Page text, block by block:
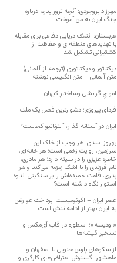
مهرزاد بروجردی: آنچه ترور پدرم درباره
جنگ ایران به من آموخت
عربستان: ائتلاف دریایی دفاعی برای مقابله
با تهدیدهای منطقه‌ای و حفاظت از
کشتیرانی تشکیل شد
دیکتاتور و دیکتاتوری (ترجمه از آلمانی) +
متن آلمانی + متن انگلیسی نوشته
‌امواجِ گرانشی وساختارِ کیهان
فردای پیروزی؛ دشوارترین فصل یک ملت
ایران در آستانه گذار، آلترناتیو کجاست؟
بهروز اسدی: هر وجب از خاک‌ این
سرزمین، روایت زخمی است؛ هر خانه‌ای،
خاطره عزیزی را در سینه دارد؛ هر مادری،
نام فرزندی را با اشک زمزمه می‌کند و هر
پدری، قامت خمیده‌اش را بر سنگینی اندوه
استوار نگاه داشته است؟
عصر ایران – اکونومیست: پرداخت عوارض
به ایران بهتر از ادامه تنش است
«اودیسه»؛ اسطوره در قاب آی‌مکس و
تسخیر گیشه‌ها
از سکوهای پارس جنوبی تا اصفهان و
ماهشهر؛ گسترش اعتراض‌های کارگری و